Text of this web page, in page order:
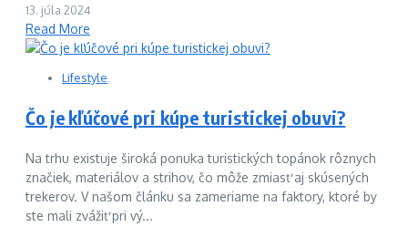
13. júla 2024
Read More
Lifestyle
Čo je kľúčové pri kúpe turistickej obuvi?
Na trhu existuje široká ponuka turistických topánok rôznych
značiek, materiálov a strihov, čo môže zmiasť aj skúsených
trekerov. V našom článku sa zameriame na faktory, ktoré by
ste mali zvážiť pri vý...